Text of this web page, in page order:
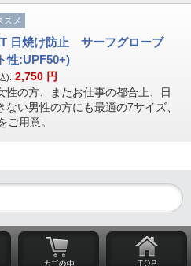
スメ
日焼け防止 サーフグローブ
性:UPF50+)
): 2,750 円
性の方、またお仕事の都合上、日
ない男性の方にも最適の7サイズ、
ご用意。